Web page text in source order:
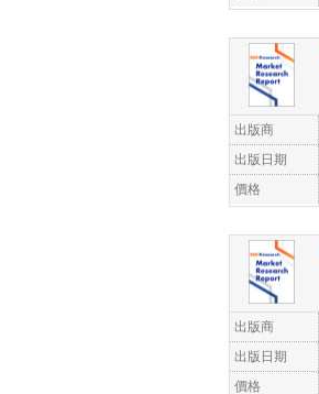
出版商
出版日期
價格
出版商
出版日期
價格